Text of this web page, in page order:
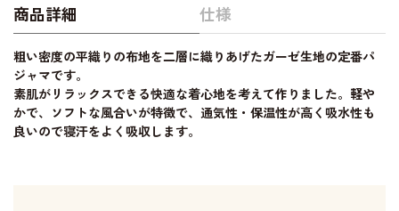
商品詳細 仕様
粗い密度の平織りの布地を二層に織りあげたガーゼ生地の定番パ
ジャマです。
素肌がリラックスできる快適な着心地を考えて作りました。軽や
かで、ソフトな風合いが特徴で、通気性・保温性が高く吸水性も
良いので寝汗をよく吸収します。